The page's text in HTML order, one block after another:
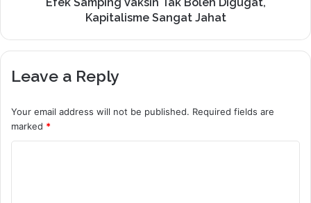
Kapitalisme Sangat Jahat
Leave a Reply
Your email address will not be published. Required fields are
marked *